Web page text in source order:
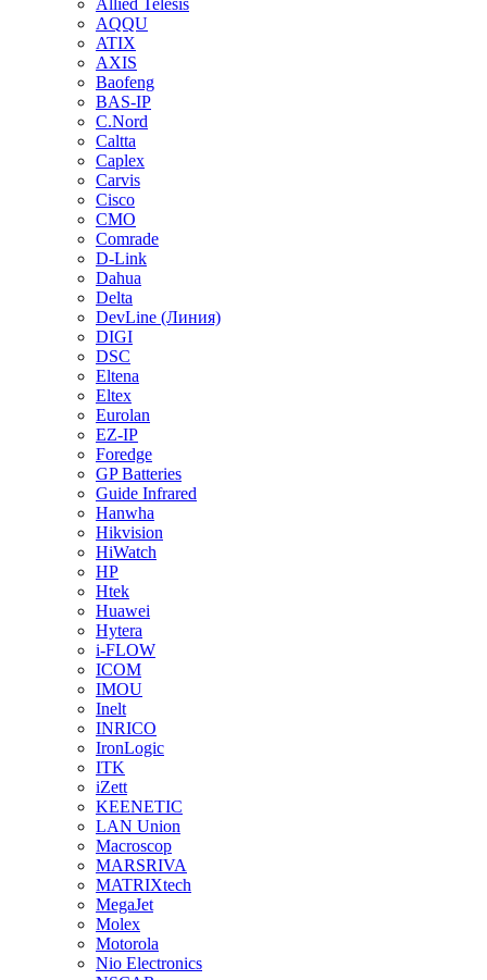
Allied Telesis
AQQU
ATIX
AXIS
Baofeng
BAS-IP
C.Nord
Caltta
Caplex
Carvis
Cisco
CMO
Comrade
D-Link
Dahua
Delta
DevLine (Линия)
DIGI
DSC
Eltena
Eltex
Eurolan
EZ-IP
Foredge
GP Batteries
Guide Infrared
Hanwha
Hikvision
HiWatch
HP
Htek
Huawei
Hytera
i-FLOW
ICOM
IMOU
Inelt
INRICO
IronLogic
ITK
iZett
KEENETIC
LAN Union
Macroscop
MARSRIVA
MATRIXtech
MegaJet
Molex
Motorola
Nio Electronics